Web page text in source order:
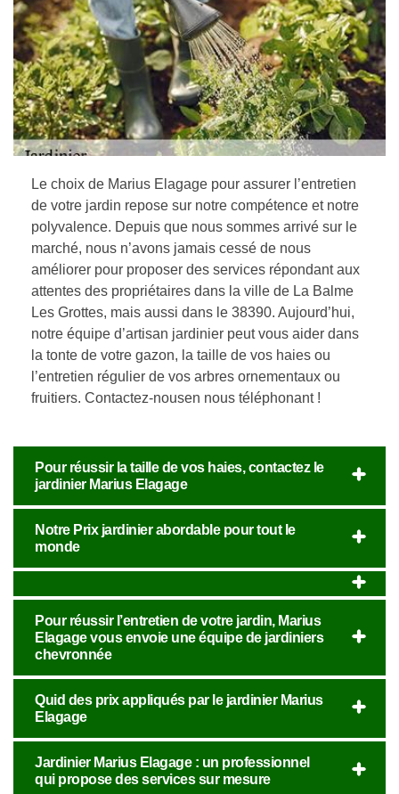
Le choix de Marius Elagage pour assurer l’entretien
de votre jardin repose sur notre compétence et notre
polyvalence. Depuis que nous sommes arrivé sur le
marché, nous n’avons jamais cessé de nous
améliorer pour proposer des services répondant aux
attentes des propriétaires dans la ville de La Balme
Les Grottes, mais aussi dans le 38390. Aujourd’hui,
notre équipe d’artisan jardinier peut vous aider dans
la tonte de votre gazon, la taille de vos haies ou
l’entretien régulier de vos arbres ornementaux ou
fruitiers. Contactez-nousen nous téléphonant !
Pour réussir la taille de vos haies, contactez le
jardinier Marius Elagage
Notre Prix jardinier abordable pour tout le
monde
Pour réussir l’entretien de votre jardin, Marius
Elagage vous envoie une équipe de jardiniers
chevronnée
Quid des prix appliqués par le jardinier Marius
Elagage
Jardinier Marius Elagage : un professionnel
qui propose des services sur mesure